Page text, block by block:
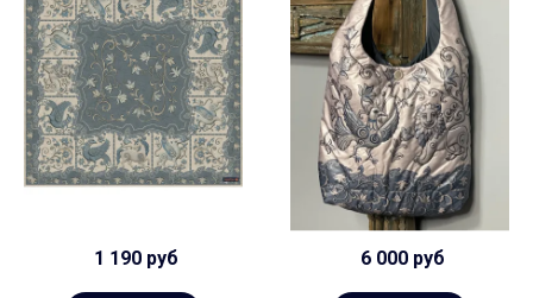
1 190 руб 6 000 руб